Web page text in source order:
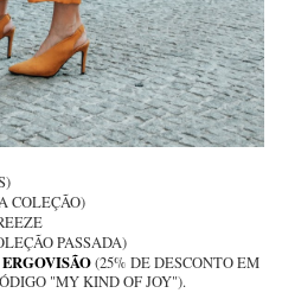
COLEÇÃO)
PASSADA)
ERGOVISÃO(25% DE DESCONTO EM
"MY KIND OF JOY").